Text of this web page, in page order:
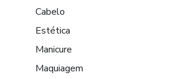
Cabelo
Estética
Manicure
Maquiagem